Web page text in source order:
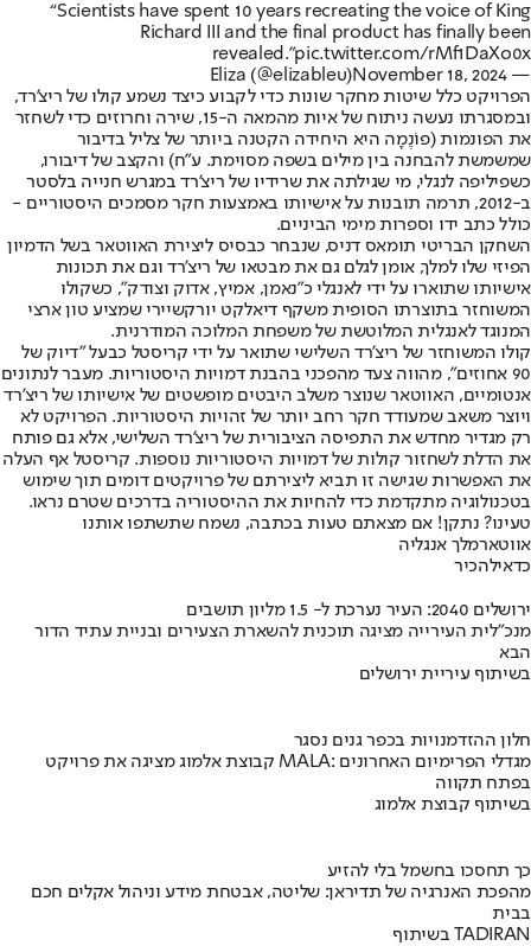
“Scientists have spent 10 years recreating the voice of King
Richard III and the final product has finally been
revealed.”pic.twitter.com/rMf1DaXo0x
— Eliza (@elizableu)
November 18, 2024
הפרויקט כלל שיטות מחקר שונות כדי לקבוע כיצד נשמע קולו של ריצ'רד,
ובמסגרתו נעשה ניתוח של איות מהמאה ה-15, שירה וחרוזים כדי לשחזר
את הפונמות (פוֹנֶמָה היא היחידה הקטנה ביותר של צליל בדיבור
שמשמשת להבחנה בין מילים בשפה מסוימת. ע"ח) והקצב של דיבורו,
כשפיליפה לנגלי, מי שגילתה את שרידיו של ריצ'רד במגרש חנייה בלסטר
ב-2012, תרמה תובנות על אישיותו באמצעות חקר מסמכים היסטוריים -
כולל כתב ידו וספרות מימי הביניים.
השחקן הבריטי תומאס דניס, שנבחר כבסיס ליצירת האווטאר בשל הדמיון
הפיזי שלו למלך, אומן לגלם גם את מבטאו של ריצ'רד וגם את תכונות
אישיותו שתוארו על ידי לאנגלי כ"נאמן, אמיץ, אדוק וצודק", כשקולו
המשוחזר בתוצרתו הסופית משקף דיאלקט יורקשיירי שמציע טון ארצי
המנוגד לאנגלית המלוטשת של משפחת המלוכה המודרנית.
קולו המשוחזר של ריצ'רד השלישי שתואר על ידי קריסטל כבעל "דיוק של
90 אחוזים", מהווה צעד מהפכני בהבנת דמויות היסטוריות. מעבר לנתונים
אנטומיים, האווטאר שנוצר משלב היבטים מופשטים של אישיותו של ריצ'רד
ויוצר משאב שמעודד חקר רחב יותר של זהויות היסטוריות. הפרויקט לא
רק מגדיר מחדש את התפיסה הציבורית של ריצ'רד השלישי, אלא גם פותח
את הדלת לשחזור קולות של דמויות היסטוריות נוספות. קריסטל אף העלה
את האפשרות שגישה זו תביא ליצירתם של פרויקטים דומים תוך שימוש
בטכנולוגיה מתקדמת כדי להחיות את ההיסטוריה בדרכים שטרם נראו.
טעינו? נתקן! אם מצאתם טעות בכתבה, נשמח שתשתפו אותנו
אווטארמלך אנגליה
כדאילהכיר
ירושלים 2040: העיר נערכת ל- 1.5 מליון תושבים
מנכ"לית העירייה מציגה תוכנית להשארת הצעירים ובניית עתיד הדור
הבא
בשיתוף עיריית ירושלים
חלון ההזדמנויות בכפר גנים נסגר
קבוצת אלמוג מציגה את פרויקט MALA: מגדלי הפרימיום האחרונים
בפתח תקווה
בשיתוף קבוצת אלמוג
כך תחסכו בחשמל בלי להזיע
מהפכת האנרגיה של תדיראן: שליטה, אבטחת מידע וניהול אקלים חכם
בבית
בשיתוף TADIRAN